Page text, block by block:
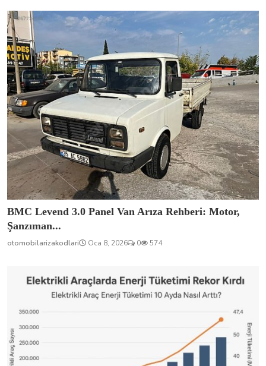
BMC Levend 3.0 Panel Van Arıza Rehberi: Motor,
Şanzıman...
otomobilarizakodlari Oca 8, 2026 0 574